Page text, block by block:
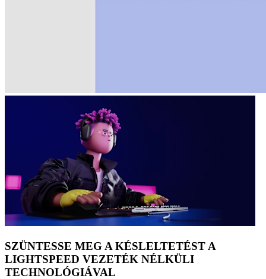
SZÜNTESSE MEG A KÉSLELTETÉST A
LIGHTSPEED VEZETÉK NÉLKÜLI
TECHNOLÓGIÁVAL